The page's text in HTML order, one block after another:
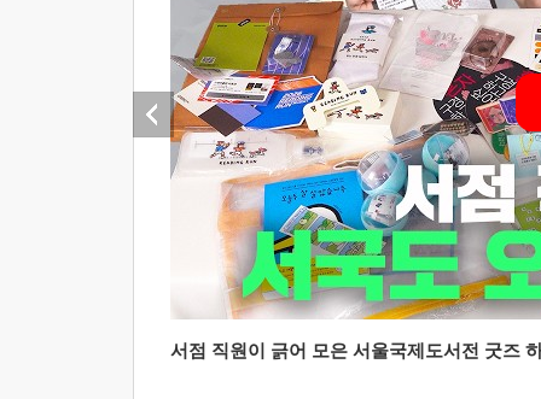
서점 직원이 긁어 모은 서울국제도서전 굿즈